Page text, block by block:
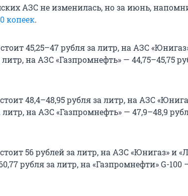
АЗС не изменилась, но за июнь,
копеек.
45,25–47 рубля за литр, на АЗС
на АЗС «Газпромнефть» — 44,75–45,75
48,4–48,95 рубля за литр, на АЗС
на АЗС «Газпромнефть» — 47,9–48,9
56 рублей за литр, на АЗС «Юнигаз» и
рубля за литр, на «Газпромнефти» G-100